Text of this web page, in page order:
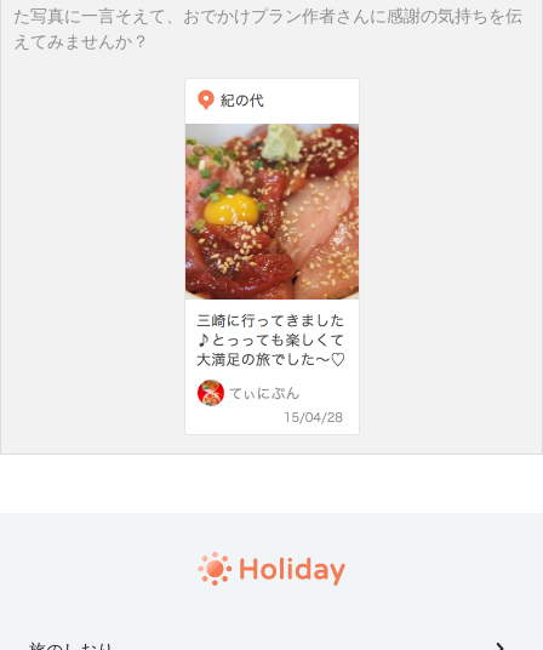
た写真に一言そえて、おでかけプラン作者さんに感謝の気持ちを伝
えてみませんか？